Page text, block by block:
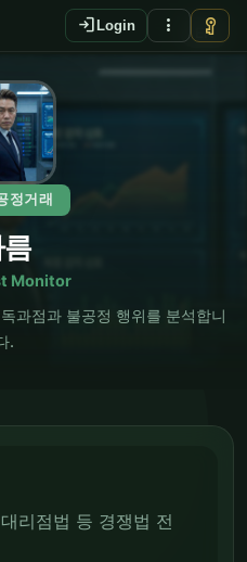
login Login more_vert vpn_key
EN
정거래
Monitor
과점과 불공정 행위를 분석합니
.
리점법 등 경쟁법 전